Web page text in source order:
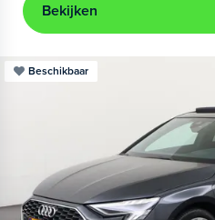
Bekijken
Beschikbaar